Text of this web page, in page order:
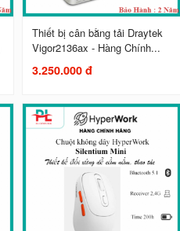
Thiết bị cân bằng tải Draytek
Vigor2136ax - Hàng Chính...
3.250.000 đ